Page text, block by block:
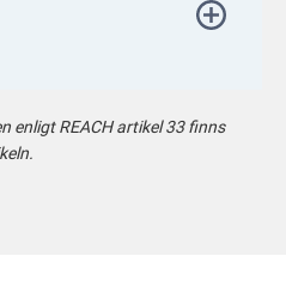
enligt REACH artikel 33 finns